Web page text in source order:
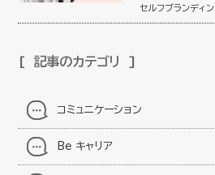
セルフブランディ
記事のカテゴリ
コミュニケーション
Be キャリア